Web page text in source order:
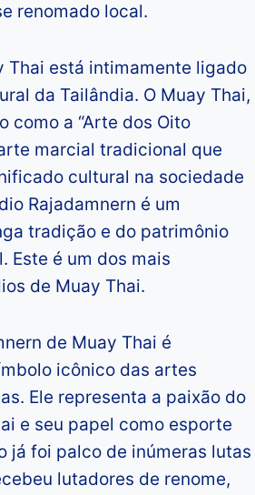
renomado local.
Thai está intimamente ligado
da Tailândia. O Muay Thai,
como a “Arte dos Oito
marcial tradicional que
cultural na sociedade
Rajadamnern é um
tradição e do patrimônio
Este é um dos mais
de Muay Thai.
de Muay Thai é
icônico das artes
Ele representa a paixão do
e seu papel como esporte
já foi palco de inúmeras lutas
lutadores de renome,